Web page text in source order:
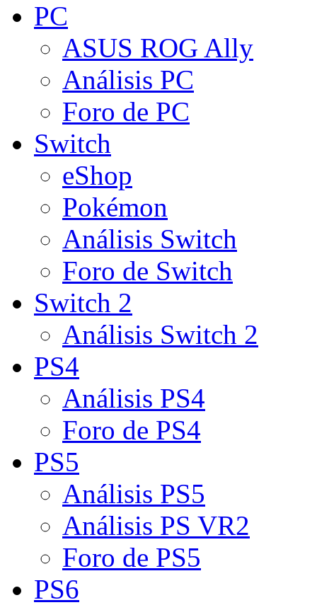
PC
ASUS ROG Ally
Análisis PC
Foro de PC
Switch
eShop
Pokémon
Análisis Switch
Foro de Switch
Switch 2
Análisis Switch 2
PS4
Análisis PS4
Foro de PS4
PS5
Análisis PS5
Análisis PS VR2
Foro de PS5
PS6